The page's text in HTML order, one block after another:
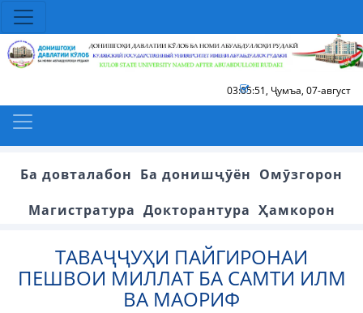
03:05:51, Ҷумъа, 07-август
Ба довталабон Ба донишҷӯён Омӯзгорон
Магистратура Докторантура Ҳамкорон
ТАВАҶҶУҲИ ПАЙГИРОНАИ
ПЕШВОИ МИЛЛАТ БА САМТИ ИЛМ
ВА МАОРИФ